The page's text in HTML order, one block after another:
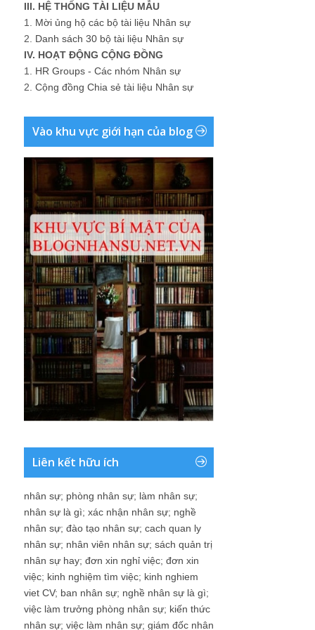
III. HỆ THỐNG TÀI LIỆU MẪU
1. Mời ủng hộ các bộ tài liệu Nhân sự
2. Danh sách 30 bộ tài liệu Nhân sự
IV. HOẠT ĐỘNG CỘNG ĐỒNG
1. HR Groups - Các nhóm Nhân sự
2. Cộng đồng Chia sẻ tài liệu Nhân sự
Vào khu vực giới hạn của blog
Liên kết hữu ích
nhân sự; phòng nhân sự; làm nhân sự;
nhân sự là gì; xác nhận nhân sự; nghề
nhân sự; đào tạo nhân sự; cach quan ly
nhân sự; nhân viên nhân sự; sách quản trị
nhân sự hay; đơn xin nghỉ việc; đơn xin
việc; kinh nghiệm tìm việc; kinh nghiem
viet CV; ban nhân sự; nghề nhân sự là gì;
việc làm trưởng phòng nhân sự; kiến thức
nhân sự; việc làm nhân sự; giám đốc nhân